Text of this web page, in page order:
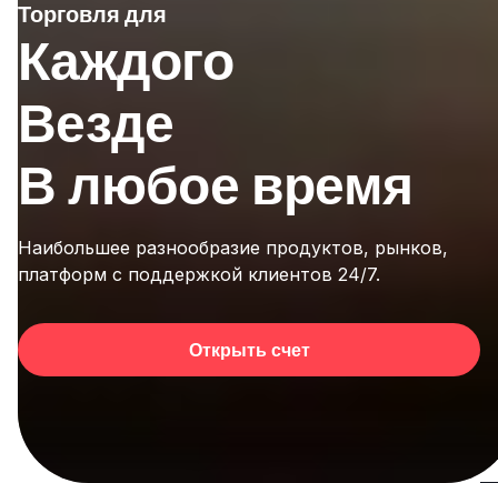
Торговля для
Каждого
Везде
В любое время
Наибольшее разнообразие продуктов, рынков,
платформ с поддержкой клиентов 24/7.
Открыть счет